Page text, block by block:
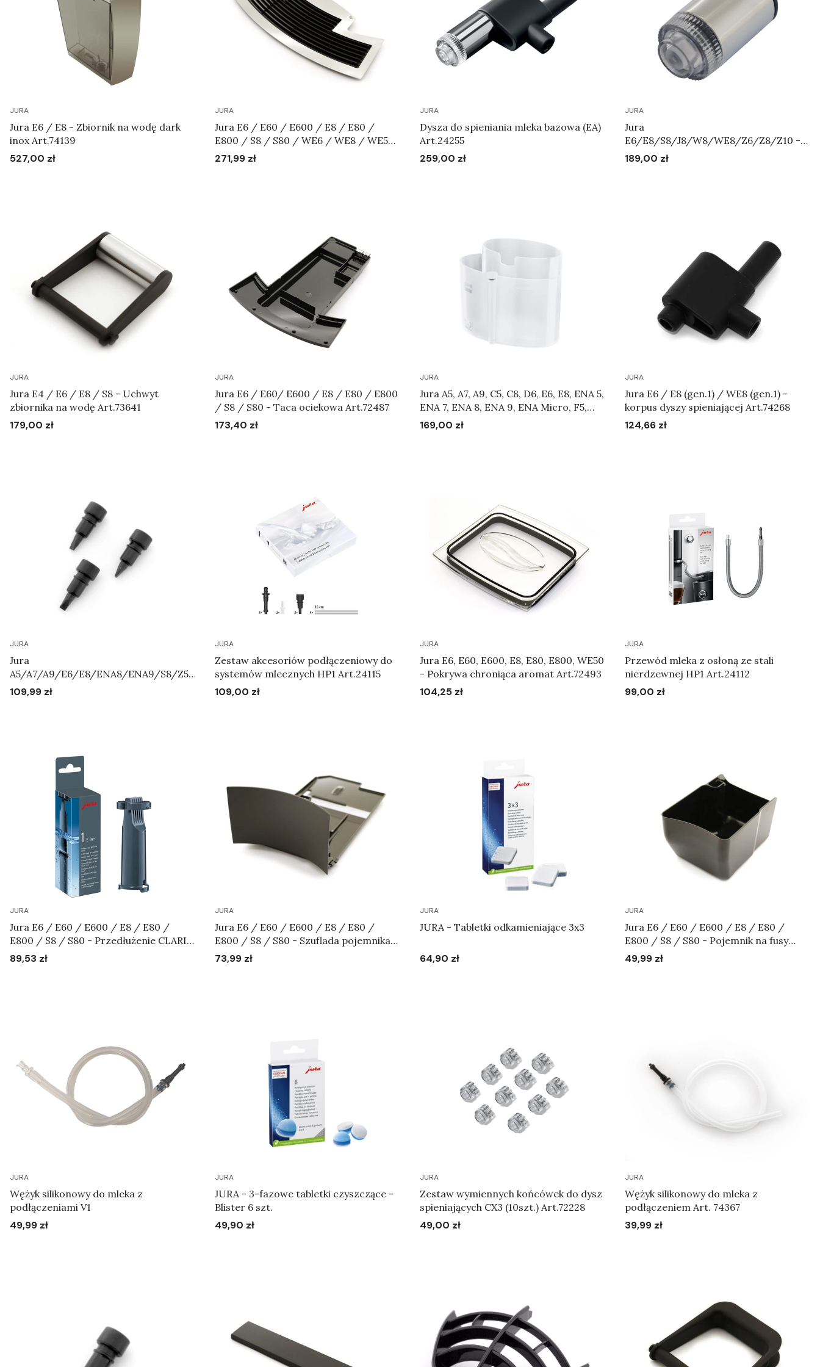
JURA
Jura E6 / E8 - Zbiornik na wodę dark
inox Art.74139
Cena
527,00 zł
JURA
Jura E6 / E60 / E600 / E8 / E80 /
E800 / S8 / S80 / WE6 / WE8 / WE50
Cena
271,99 zł
JURA
Dysza do spieniania mleka bazowa (EA)
Art.24255
Cena
259,00 zł
JURA
Jura
E6/E8/S8/J8/W8/WE8/Z6/Z8/Z10 -
Metalowa dysza spieniająca Art.72345
Cena
189,00 zł
JURA
Jura E4 / E6 / E8 / S8 - Uchwyt
zbiornika na wodę Art.73641
Cena
179,00 zł
JURA
Jura E6 / E60/ E600 / E8 / E80 / E800
/ S8 / S80 - Taca ociekowa Art.72487
Cena
173,40 zł
JURA
Jura A5, A7, A9, C5, C8, D6, E6, E8, ENA 5,
ENA 7, ENA 8, ENA 9, ENA Micro, F5,
GIGA 5, GIGA 6, J6, J90, S8, WE8 -
Pojemnik do czyszczenia systemu
Cena
169,00 zł
JURA
Jura E6 / E8 (gen.1) / WE8 (gen.1) -
korpus dyszy spieniającej Art.74268
Cena
124,66 zł
JURA
Jura
A5/A7/A9/E6/E8/ENA8/ENA9/S8/Z5/
Z7/Z9/WE8 - Zestaw zaworków
napowietrzających Art.72444
Cena
109,99 zł
JURA
Zestaw akcesoriów podłączeniowy do
systemów mlecznych HP1 Art.24115
Cena
109,00 zł
JURA
Jura E6, E60, E600, E8, E80, E800, WE50
- Pokrywa chroniąca aromat Art.72493
Cena
104,25 zł
JURA
Przewód mleka z osłoną ze stali
nierdzewnej HP1 Art.24112
Cena
99,00 zł
JURA
Jura E6 / E60 / E600 / E8 / E80 /
E800 / S8 / S80 - Przedłużenie CLARIS
Smart linia E/S 72231
Cena
89,53 zł
JURA
Jura E6 / E60 / E600 / E8 / E80 /
E800 / S8 / S80 - Szuflada pojemnika
na fusy Art.72489
Cena
73,99 zł
JURA
JURA - Tabletki odkamieniające 3x3
Cena
64,90 zł
JURA
Jura E6 / E60 / E600 / E8 / E80 /
E800 / S8 / S80 - Pojemnik na fusy
Art.72490
Cena
49,99 zł
JURA
Wężyk silikonowy do mleka z
podłączeniami V1
Cena
49,99 zł
JURA
JURA - 3-fazowe tabletki czyszczące -
Blister 6 szt.
Cena
49,90 zł
JURA
Zestaw wymiennych końcówek do dysz
spieniających CX3 (10szt.) Art.72228
Cena
49,00 zł
JURA
Wężyk silikonowy do mleka z
podłączeniem Art. 74367
Cena
39,99 zł